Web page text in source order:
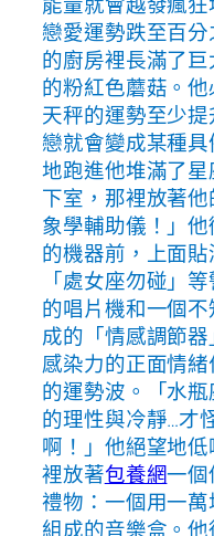
戀愛運勢跌至百
的廚房裡長滿了
的粉紅色蘑菇。
天秤的運勢至少
戀就會變成某種
地跑進他堆滿了
下室，那裡放著
象學輔助儀！」
的機器前，上面
「處女座勿碰」
的唱片機和一個
成的「情感調節
感染力的正面情
的運勢波。「水
的理性與冷靜…才
啊！」他絕望地
裡放著包養網一
禮物：一個用一
組成的音樂盒。